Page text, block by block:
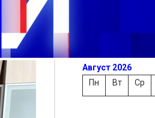
Август 2026
Пн
Вт Ср